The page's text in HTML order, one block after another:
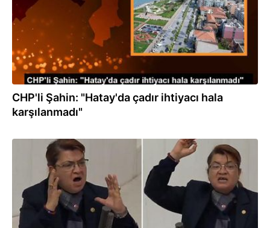
CHP'li Şahin: "Hatay'da çadır ihtiyacı hala
karşılanmadı"
09.03.2023